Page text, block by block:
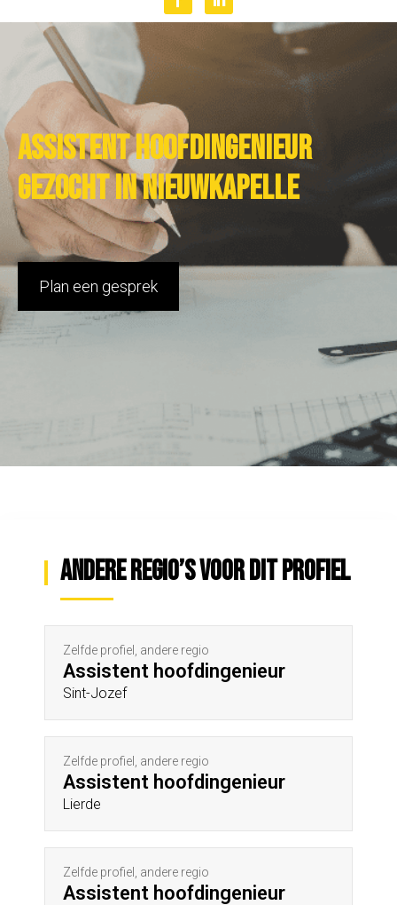
Assistent hoofdingenieur
gezocht in Nieuwkapelle
Plan een gesprek
Andere regio’s voor dit profiel
Zelfde profiel, andere regio
Assistent hoofdingenieur
Sint-Jozef
Zelfde profiel, andere regio
Assistent hoofdingenieur
Lierde
Zelfde profiel, andere regio
Assistent hoofdingenieur